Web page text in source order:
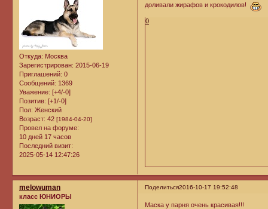
Откуда: Москва
Зарегистрирован: 2015-06-19
Приглашений: 0
Сообщений: 1369
Уважение: [+4/-0]
Позитив: [+1/-0]
Пол: Женский
Возраст: 42 [1984-04-20]
Провел на форуме:
10 дней 17 часов
Последний визит:
2025-05-14 12:47:26
доливали жирафов и крокодилов!
0
Поделиться2016-10-17 19:52:48
melowuman
класс ЮНИОРЫ
Маска у парня очень красивая!!!